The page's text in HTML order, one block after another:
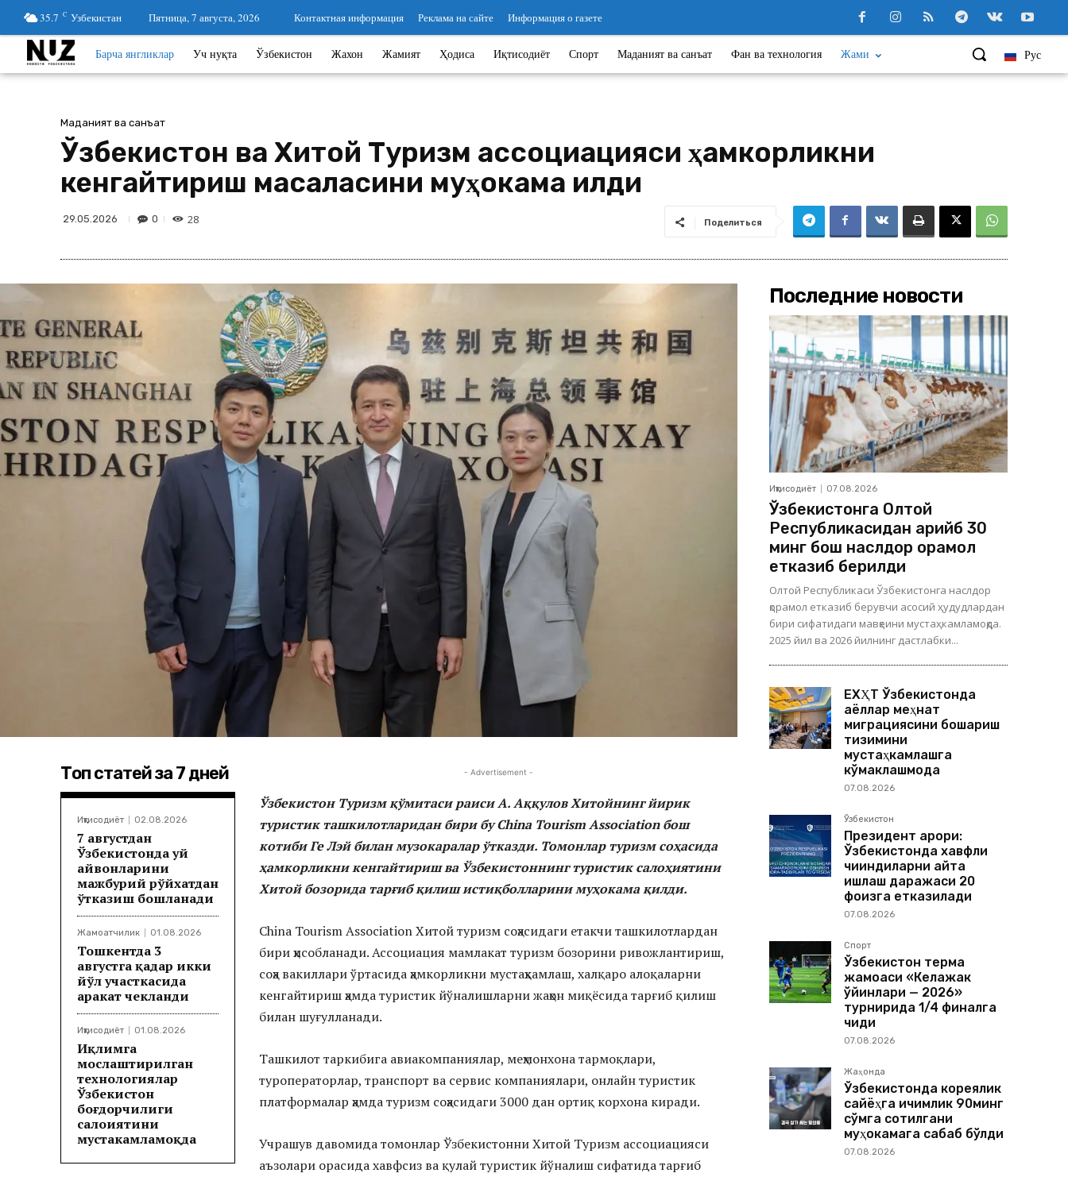
35.7 C Узбекистан Пятница, 7 августа, 2026 Контактная информация Реклама на сайте Информация о газете
Рус
Барча янгликлар Уч нуқта Ўзбекистон Жахон Жамият Ҳодиса Иқтисодиёт Спорт Маданият ва санъат Фан ва технология Жами
Маданият ва санъат
Ўзбекистон ва Хитой Туризм ассоциацияси ҳамкорликни
кенгайтириш масаласини муҳокама қилди
29.05.2026 0 28 Поделиться
Топ статей за 7 дней
Иқтисодиёт 02.08.2026
7 августдан
Ўзбекистонда уй
ҳайвонларини
мажбурий рўйхатдан
ўтказиш бошланади
Жамоатчилик 01.08.2026
Тошкентда 3
августга қадар икки
йўл участкасида
ҳаракат чекланди
Иқтисодиёт 01.08.2026
Иқлимга
мослаштирилган
технологиялар
Ўзбекистон
боғдорчилиги
салоҳиятини
мустаҳкамламоқда
- Advertisement -
Ўзбекистон Туризм қўмитаси раиси А. Аққулов Хитойнинг йирик
туристик ташкилотларидан бири бу China Tourism Association бош
котиби Ге Лэй билан музокаралар ўтказди. Томонлар туризм соҳасида
ҳамкорликни кенгайтириш ва Ўзбекистоннинг туристик салоҳиятини
Хитой бозорида тарғиб қилиш истиқболларини муҳокама қилди.
China Tourism Association Хитой туризм соҳасидаги етакчи ташкилотлардан
бири ҳисобланади. Ассоциация мамлакат туризм бозорини ривожлантириш,
соҳа вакиллари ўртасида ҳамкорликни мустаҳкамлаш, халқаро алоқаларни
кенгайтириш ҳамда туристик йўналишларни жаҳон миқёсида тарғиб қилиш
билан шуғулланади.
Ташкилот таркибига авиакомпаниялар, меҳмонхона тармоқлари,
туроператорлар, транспорт ва сервис компаниялари, онлайн туристик
платформалар ҳамда туризм соҳасидаги 3000 дан ортиқ корхона киради.
Учрашув давомида томонлар Ўзбекистонни Хитой Туризм ассоциацияси
аъзолари орасида хавфсиз ва қулай туристик йўналиш сифатида тарғиб
Последние новости
Иқтисодиёт 07.08.2026
Ўзбекистонга Олтой
Республикасидан қарийб 30
минг бош наслдор қорамол
етказиб берилди
Олтой Республикаси Ўзбекистонга наслдор
қорамол етказиб берувчи асосий ҳудудлардан
бири сифатидаги мавқеини мустаҳкамламоқда.
2025 йил ва 2026 йилнинг дастлабки...
ЕХҲТ Ўзбекистонда
аёллар меҳнат
миграциясини бошқариш
тизимини
мустаҳкамлашга
кўмаклашмоқда
07.08.2026
Ўзбекистон
Президент қарори:
Ўзбекистонда хавфли
чиқиндиларни қайта
ишлаш даражаси 20
фоизга етказилади
07.08.2026
Спорт
Ўзбекистон терма
жамоаси «Келажак
ўйинлари — 2026»
турнирида 1/4 финалга
чиқди
07.08.2026
Жаҳонда
Ўзбекистонда кореялик
сайёҳга ичимлик 90минг
сўмга сотилгани
муҳокамага сабаб бўлди
07.08.2026